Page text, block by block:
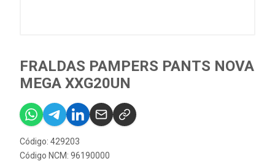
FRALDAS PAMPERS PANTS NOVA
MEGA XXG20UN
Código: 429203
Código NCM: 96190000